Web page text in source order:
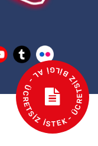
- ÜCRETSİZ BİLGİ AL - ÜCRETSİZ İSTEK